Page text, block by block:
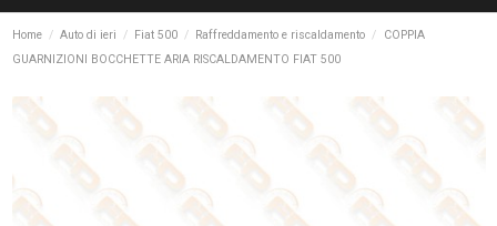
Home Auto di ieri Fiat 500 Raffreddamento e riscaldamento
COPPIA
GUARNIZIONI BOCCHETTE ARIA RISCALDAMENTO FIAT 500